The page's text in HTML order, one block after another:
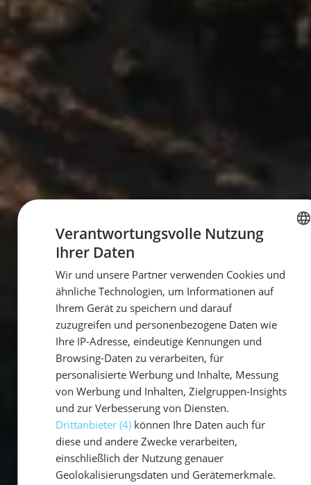
GERMAN
Verantwortungsvolle Nutzung
Ihrer Daten
Wir und unsere Partner verwenden Cookies und
ähnliche Technologien, um Informationen auf
Ihrem Gerät zu speichern und darauf
zuzugreifen und personenbezogene Daten wie
Ihre IP-Adresse, eindeutige Kennungen und
Browsing-Daten zu verarbeiten, für
personalisierte Werbung und Inhalte, Messung
von Werbung und Inhalten, Zielgruppen-Insights
und zur Verbesserung von Diensten.
Drittanbieter (4)können Ihre Daten auch für
diese und andere Zwecke verarbeiten,
einschließlich der Nutzung genauer
Geolokalisierungsdaten und Gerätemerkmale.